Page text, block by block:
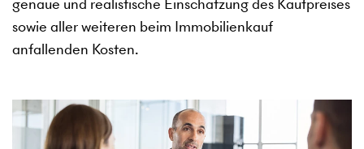
sowie aller weiteren beim Immobilienkauf
anfallenden Kosten.